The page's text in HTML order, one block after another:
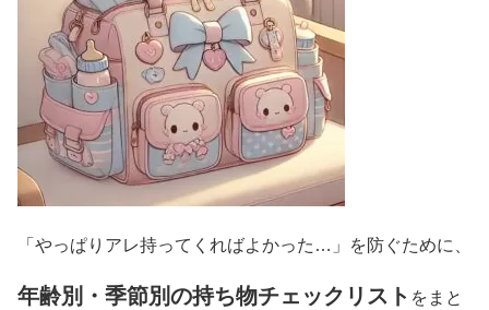
「やっぱりアレ持ってくればよかった…」を防ぐために、
年齢別・季節別の持ち物チェックリスト をまと